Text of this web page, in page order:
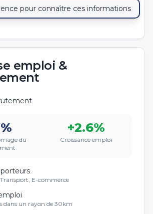
pour connaître ces informations
emploi &
%
du
+2.6%
Croissance emploi
E-commerce
dans un rayon de 30km